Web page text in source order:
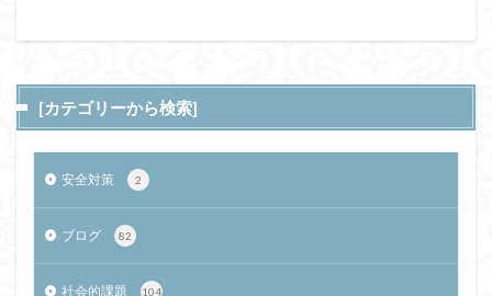
[カテゴリーから検索]
安全対策 2
ブログ 82
社会的課題 104